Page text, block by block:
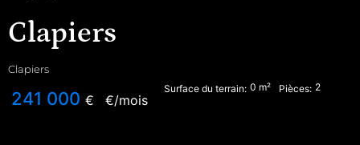
Clapiers
Clapiers
241 000 € €/mois
Surface du terrain: 0 m² Pièces: 2